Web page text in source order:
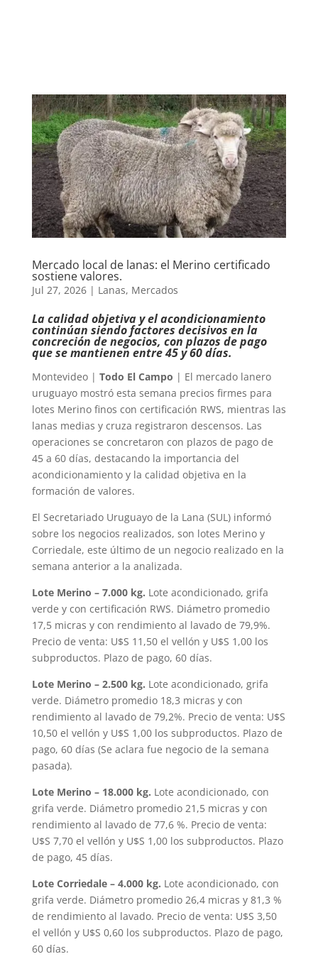
Mercado local de lanas: el Merino certificado
sostiene valores.
Jul 27, 2026| Lanas, Mercados
La calidad objetiva y el acondicionamiento
continúan siendo factores decisivos en la
concreción de negocios, con plazos de pago
que se mantienen entre 45 y 60 días.
Montevideo | Todo El Campo | El mercado lanero
uruguayo mostró esta semana precios firmes para
lotes Merino finos con certificación RWS, mientras las
lanas medias y cruza registraron descensos. Las
operaciones se concretaron con plazos de pago de
45 a 60 días, destacando la importancia del
acondicionamiento y la calidad objetiva en la
formación de valores.
El Secretariado Uruguayo de la Lana (SUL) informó
sobre los negocios realizados, son lotes Merino y
Corriedale, este último de un negocio realizado en la
semana anterior a la analizada.
Lote Merino – 7.000 kg. Lote acondicionado, grifa
verde y con certificación RWS. Diámetro promedio
17,5 micras y con rendimiento al lavado de 79,9%.
Precio de venta: U$S 11,50 el vellón y U$S 1,00 los
subproductos. Plazo de pago, 60 días.
Lote Merino – 2.500 kg. Lote acondicionado, grifa
verde. Diámetro promedio 18,3 micras y con
rendimiento al lavado de 79,2%. Precio de venta: U$S
10,50 el vellón y U$S 1,00 los subproductos. Plazo de
pago, 60 días (Se aclara fue negocio de la semana
pasada).
Lote Merino – 18.000 kg. Lote acondicionado, con
grifa verde. Diámetro promedio 21,5 micras y con
rendimiento al lavado de 77,6 %. Precio de venta:
U$S 7,70 el vellón y U$S 1,00 los subproductos. Plazo
de pago, 45 días.
Lote Corriedale – 4.000 kg. Lote acondicionado, con
grifa verde. Diámetro promedio 26,4 micras y 81,3 %
de rendimiento al lavado. Precio de venta: U$S 3,50
el vellón y U$S 0,60 los subproductos. Plazo de pago,
60 días.